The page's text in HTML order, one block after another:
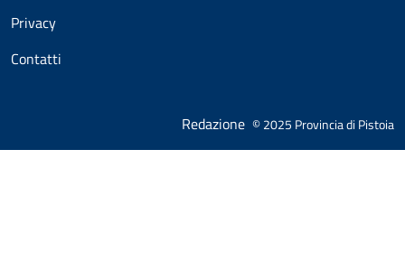
Privacy
Contatti
Redazione © 2025 Provincia di Pistoia